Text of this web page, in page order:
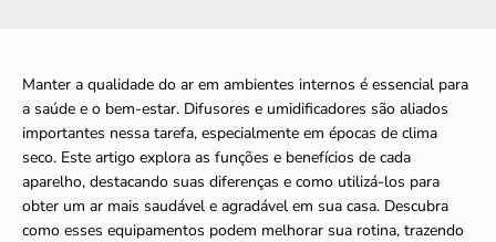
Manter a qualidade do ar em ambientes internos é essencial para
a saúde e o bem-estar. Difusores e umidificadores são aliados
importantes nessa tarefa, especialmente em épocas de clima
seco. Este artigo explora as funções e benefícios de cada
aparelho, destacando suas diferenças e como utilizá-los para
obter um ar mais saudável e agradável em sua casa. Descubra
como esses equipamentos podem melhorar sua rotina, trazendo